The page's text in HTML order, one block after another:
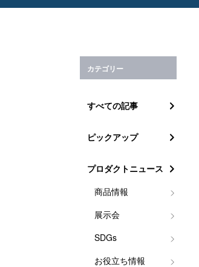
絞り込み条件
カテゴリー
すべての記事
ピックアップ
プロダクトニュース
商品情報
展示会
SDGs
お役立ち情報